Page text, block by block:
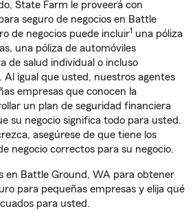
State Farm le proveerá con
seguro de negocios en Battle
de negocios puede incluir1 una póliza
una póliza de automóviles
de salud individual o incluso
Al igual que usted, nuestros agentes
empresas que conocen la
un plan de seguridad financiera
su negocio significa todo para usted.
asegúrese de que tiene los
negocio correctos para su negocio.
en Battle Ground, WA para obtener
para pequeñas empresas y elija qué
para usted.